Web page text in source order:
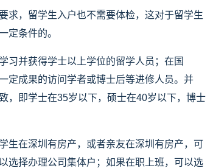
求，留学生入户也不需要体检，这对于留学生
定条件的。
习并获得学士以上学位的留学人员；在国
定成果的访问学者或博士后等进修人员。并
，即学士在35岁以下，硕士在40岁以下，博士
生在深圳有房产，或者亲友在深圳有房产，可
选择办理公司集体户；如果在职上班，可以选